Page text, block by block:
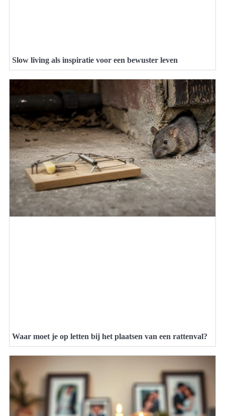
Slow living als inspiratie voor een bewuster leven
Waar moet je op letten bij het plaatsen van een rattenval?